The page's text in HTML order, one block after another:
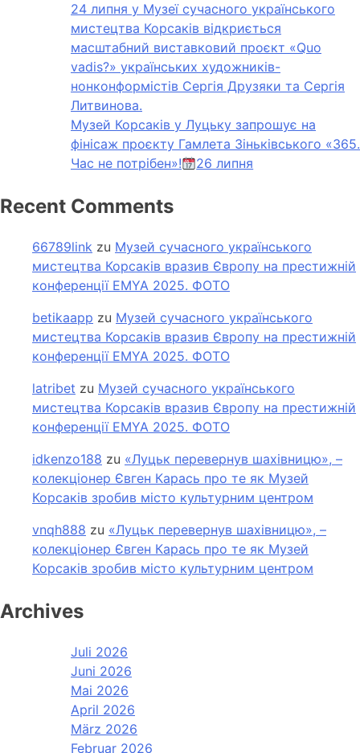
24 липня у Музеї сучасного українського
мистецтва Корсаків відкриється
масштабний виставковий проєкт «Quo
vadis?» українських художників-
нонконформістів Сергія Друзяки та Сергія
Литвинова.
Музей Корсаків у Луцьку запрошує на
фінісаж проєкту Гамлета Зіньківського «365.
Час не потрібен»!
26 липня
Recent Comments
66789link zu Музей сучасного українського
мистецтва Корсаків вразив Європу на престижній
конференції EMYA 2025. ФОТО
betikaapp zu Музей сучасного українського
мистецтва Корсаків вразив Європу на престижній
конференції EMYA 2025. ФОТО
latribet zu Музей сучасного українського
мистецтва Корсаків вразив Європу на престижній
конференції EMYA 2025. ФОТО
idkenzo188 zu «Луцьк перевернув шахівницю», –
колекціонер Євген Карась про те як Музей
Корсаків зробив місто культурним центром
vnqh888 zu «Луцьк перевернув шахівницю», –
колекціонер Євген Карась про те як Музей
Корсаків зробив місто культурним центром
Archives
Juli 2026
Juni 2026
Mai 2026
April 2026
März 2026
Februar 2026